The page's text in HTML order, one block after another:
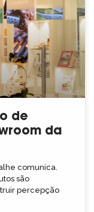
de
da
comunica.
são
percepção